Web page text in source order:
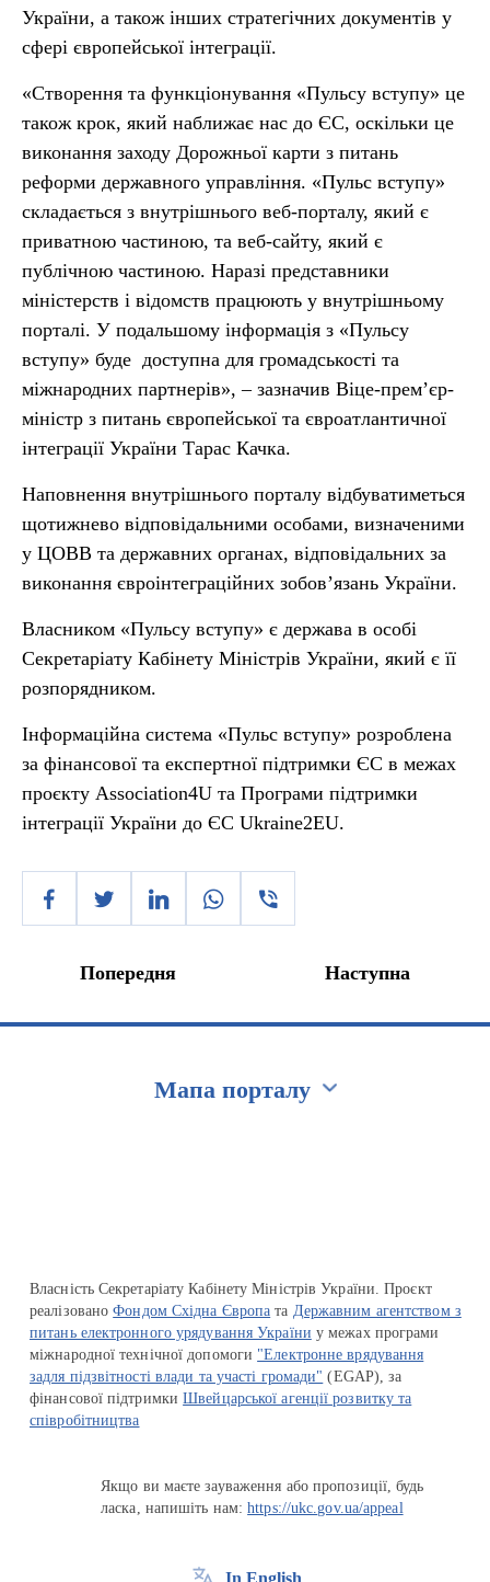
України, а також інших стратегічних документів у
сфері європейської інтеграції.
«Створення та функціонування «Пульсу вступу» це
також крок, який наближає нас до ЄС, оскільки це
виконання заходу Дорожньої карти з питань
реформи державного управління. «Пульс вступу»
складається з внутрішнього веб-порталу, який є
приватною частиною, та веб-сайту, який є
публічною частиною. Наразі представники
міністерств і відомств працюють у внутрішньому
порталі. У подальшому інформація з «Пульсу
вступу» буде доступна для громадськості та
міжнародних партнерів», – зазначив Віце-премʼєр-
міністр з питань європейської та євроатлантичної
інтеграції України Тарас Качка.
Наповнення внутрішнього порталу відбуватиметься
щотижнево відповідальними особами, визначеними
у ЦОВВ та державних органах, відповідальних за
виконання євроінтеграційних зобов’язань України.
Власником «Пульсу вступу» є держава в особі
Секретаріату Кабінету Міністрів України, який є її
розпорядником.
Інформаційна система «Пульс вступу» розроблена
за фінансової та експертної підтримки ЄС в межах
проєкту Association4U та Програми підтримки
інтеграції України до ЄС Ukraine2EU.
Попередня Наступна
Мапа порталу
Власність Секретаріату Кабінету Міністрів України. Проєкт
реалізованоФондом Східна Європа та Державним агентством з
питань електронного урядування України у межах програми
міжнародної технічної допомоги "Електронне врядування
задля підзвітності влади та участі громади" (EGAP), за
фінансової підтримкиШвейцарської агенції розвитку та
співробітництва
Якщо ви маєте зауваження або пропозиції, будь
ласка, напишіть нам:https://ukc.gov.ua/appeal
In English